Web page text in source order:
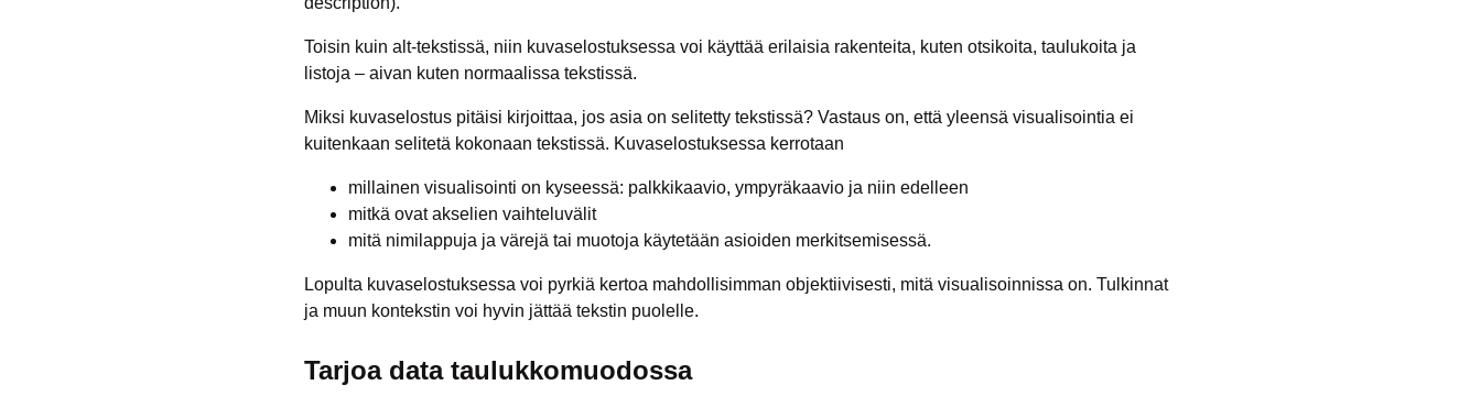
Toisin kuin alt-tekstissä, niin kuvaselostuksessa voi käyttää erilaisia rakenteita, kuten otsikoita, taulukoita ja
listoja – aivan kuten normaalissa tekstissä.
Miksi kuvaselostus pitäisi kirjoittaa, jos asia on selitetty tekstissä? Vastaus on, että yleensä visualisointia ei
kuitenkaan selitetä kokonaan tekstissä. Kuvaselostuksessa kerrotaan
millainen visualisointi on kyseessä: palkkikaavio, ympyräkaavio ja niin edelleen
mitkä ovat akselien vaihteluvälit
mitä nimilappuja ja värejä tai muotoja käytetään asioiden merkitsemisessä.
Lopulta kuvaselostuksessa voi pyrkiä kertoa mahdollisimman objektiivisesti, mitä visualisoinnissa on. Tulkinnat
ja muun kontekstin voi hyvin jättää tekstin puolelle.
Tarjoa data taulukkomuodossa